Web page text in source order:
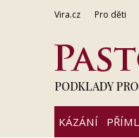
Vira.cz Pro děti
KÁZÁNÍ